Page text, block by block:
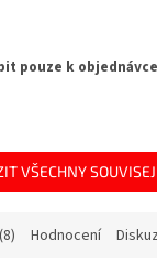
pouze k
VŠECHNY
Hodnocení